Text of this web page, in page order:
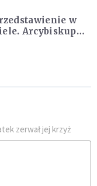
w
Arcybiskup
zerwał jej krzyż